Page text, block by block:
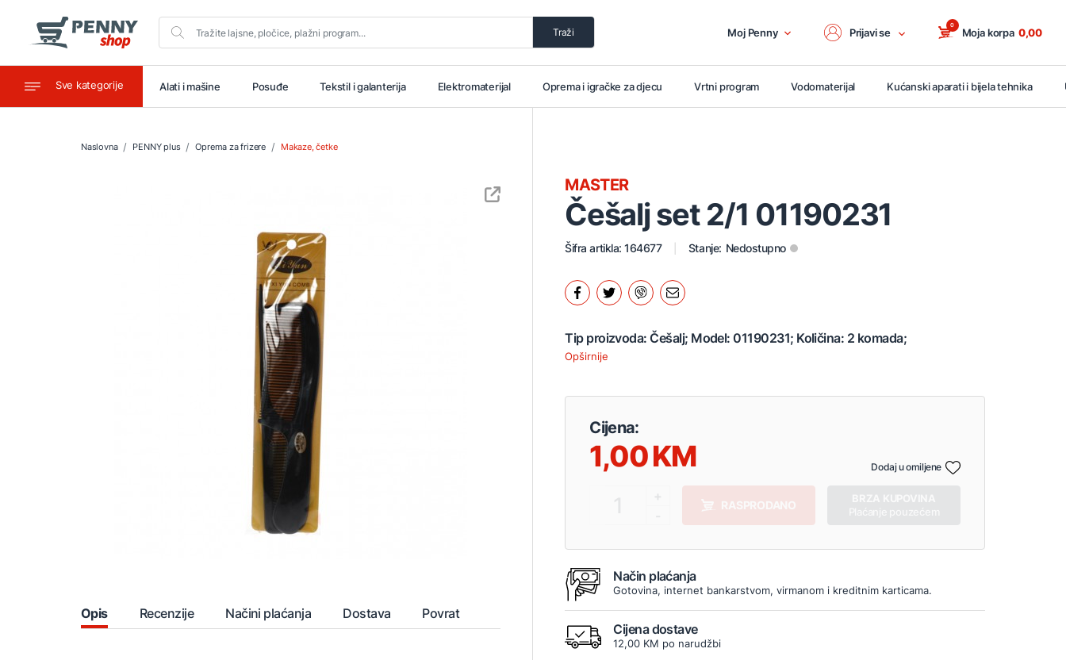
Traži Moj Penny Prijavi se Moja korpa
0
0,00
Sve kategorije
Ugostiteljstvo Alati i mašine Posuđe Tekstil i galanterija Elektromaterijal Oprema i igračke za djecu Vrtni program Vodomaterijal Kućanski aparati i bijela tehnika
Naslovna PENNY plus Oprema za frizere Makaze, četke
Opis Recenzije Načini plaćanja Dostava Povrat
Češalj set 2/1 01190231
MASTER
Šifra artikla: 164677 Stanje: Nedostupno
Tip proizvoda: Češalj; Model: 01190231; Količina: 2 komada;
Opširnije
Cijena:
1,00
RASPRODANO
Dodaj u omiljene
Način plaćanja
Gotovina, internet bankarstvom, virmanom i kreditnim karticama.
Cijena dostave
12,00 KM po narudžbi